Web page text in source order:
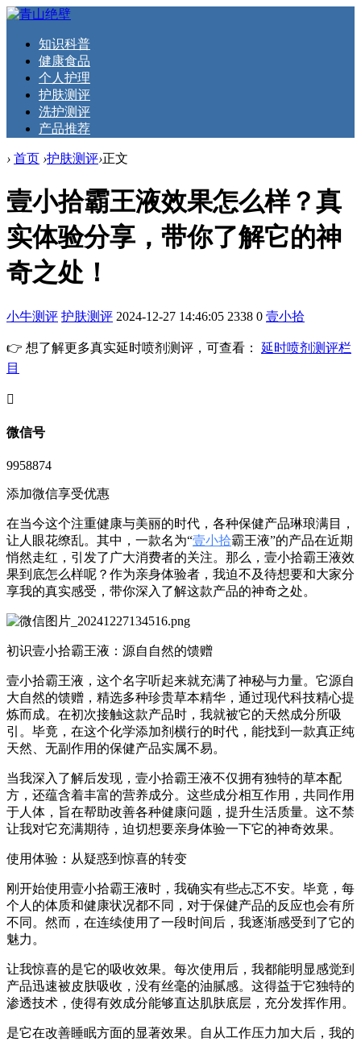
知识科普
健康食品
个人护理
护肤测评
洗护测评
产品推荐
› 首页 ›护肤测评›正文
壹小拾霸王液效果怎么样？真
实体验分享，带你了解它的神
奇之处！
小牛测评 护肤测评 2024-12-27 14:46:05 2338 0 壹小拾
👉 想了解更多真实延时喷剂测评，可查看： 延时喷剂测评栏
目
󦘖
微信号
9958874
添加微信享受优惠
在当今这个注重健康与美丽的时代，各种保健产品琳琅满目，
让人眼花缭乱。其中，一款名为“壹小拾霸王液”的产品在近期
悄然走红，引发了广大消费者的关注。那么，壹小拾霸王液效
果到底怎么样呢？作为亲身体验者，我迫不及待想要和大家分
享我的真实感受，带你深入了解这款产品的神奇之处。
初识壹小拾霸王液：源自自然的馈赠
壹小拾霸王液，这个名字听起来就充满了神秘与力量。它源自
大自然的馈赠，精选多种珍贵草本精华，通过现代科技精心提
炼而成。在初次接触这款产品时，我就被它的天然成分所吸
引。毕竟，在这个化学添加剂横行的时代，能找到一款真正纯
天然、无副作用的保健产品实属不易。
当我深入了解后发现，壹小拾霸王液不仅拥有独特的草本配
方，还蕴含着丰富的营养成分。这些成分相互作用，共同作用
于人体，旨在帮助改善各种健康问题，提升生活质量。这不禁
让我对它充满期待，迫切想要亲身体验一下它的神奇效果。
使用体验：从疑惑到惊喜的转变
刚开始使用壹小拾霸王液时，我确实有些忐忑不安。毕竟，每
个人的体质和健康状况都不同，对于保健产品的反应也会有所
不同。然而，在连续使用了一段时间后，我逐渐感受到了它的
魅力。
让我惊喜的是它的吸收效果。每次使用后，我都能明显感觉到
产品迅速被皮肤吸收，没有丝毫的油腻感。这得益于它独特的
渗透技术，使得有效成分能够直达肌肤底层，充分发挥作用。
是它在改善睡眠方面的显著效果。自从工作压力加大后，我的